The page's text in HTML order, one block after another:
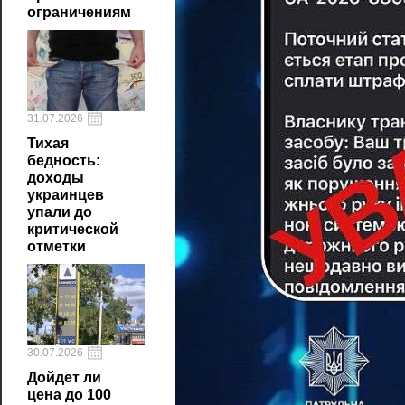
ограничениям
31.07.2026
Тихая
бедность:
доходы
украинцев
упали до
критической
отметки
30.07.2026
Дойдет ли
цена до 100